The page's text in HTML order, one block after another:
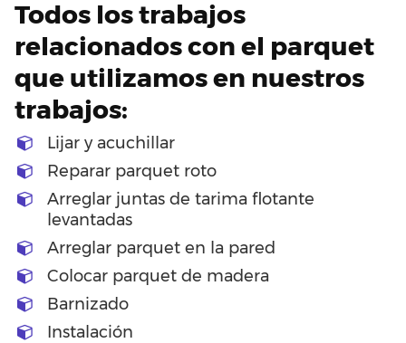
Todos los trabajos
relacionados con el parquet
que utilizamos en nuestros
trabajos:
Lijar y acuchillar
Reparar parquet roto
Arreglar juntas de tarima flotante
levantadas
Arreglar parquet en la pared
Colocar parquet de madera
Barnizado
Instalación